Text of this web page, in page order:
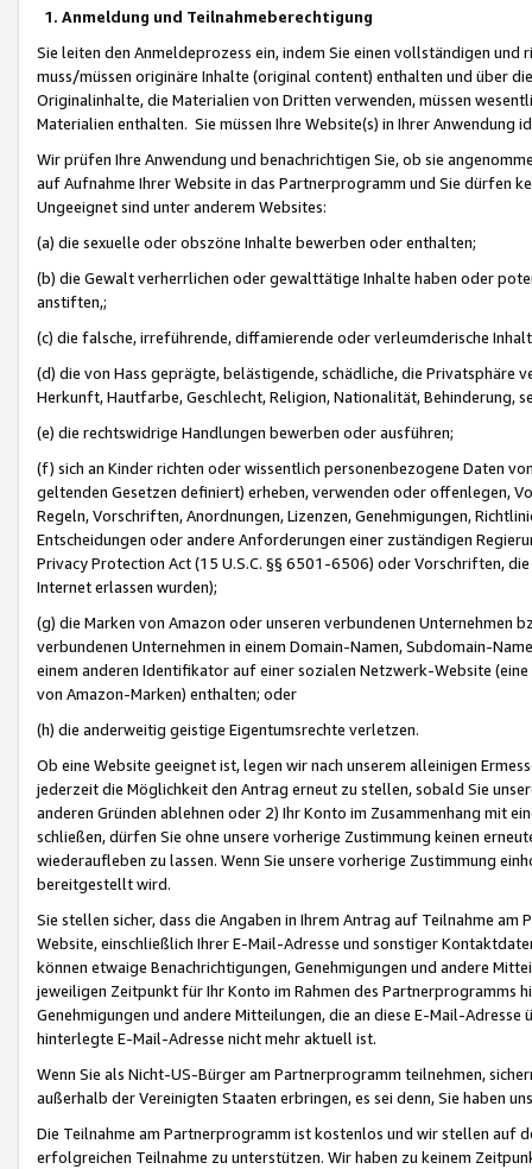
1. Anmeldung und Teilnahmeberechtigung
Sie leiten den Anmeldeprozess ein, indem Sie einen vollständigen
muss/müssen originäre Inhalte (original content) enthalten und über
Originalinhalte, die Materialien von Dritten verwenden, müssen
Materialien enthalten. Sie müssen Ihre Website(s) in Ihrer Anwendung
Wir prüfen Ihre Anwendung und benachrichtigen Sie, ob sie
auf Aufnahme Ihrer Website in das Partnerprogramm und Sie dürfen
Ungeeignet sind unter anderem Websites:
(a) die sexuelle oder obszöne Inhalte bewerben oder enthalten;
(b) die Gewalt verherrlichen oder gewalttätige Inhalte haben oder
anstiften,;
(c) die falsche, irreführende, diffamierende oder verleumderische
(d) die von Hass geprägte, belästigende, schädliche, die Privatsphäre
Herkunft, Hautfarbe, Geschlecht, Religion, Nationalität, Behinderung,
(e) die rechtswidrige Handlungen bewerben oder ausführen;
(f) sich an Kinder richten oder wissentlich personenbezogene Daten
geltenden Gesetzen definiert) erheben, verwenden oder offenlegen,
Regeln, Vorschriften, Anordnungen, Lizenzen, Genehmigungen,
Entscheidungen oder andere Anforderungen einer zuständigen
Privacy Protection Act (15 U.S.C. §§ 6501-6506) oder Vorschriften,
Internet erlassen wurden);
(g) die Marken von Amazon oder unseren verbundenen Unternehmen
verbundenen Unternehmen in einem Domain-Namen, Subdomain-
einem anderen Identifikator auf einer sozialen Netzwerk-Website
von Amazon-Marken) enthalten; oder
(h) die anderweitig geistige Eigentumsrechte verletzen.
Ob eine Website geeignet ist, legen wir nach unserem alleinigen
jederzeit die Möglichkeit den Antrag erneut zu stellen, sobald Sie
anderen Gründen ablehnen oder 2) Ihr Konto im Zusammenhang mit
schließen, dürfen Sie ohne unsere vorherige Zustimmung keinen
wiederaufleben zu lassen. Wenn Sie unsere vorherige Zustimmung
bereitgestellt wird.
Sie stellen sicher, dass die Angaben in Ihrem Antrag auf Teilnahme
Website, einschließlich Ihrer E-Mail-Adresse und sonstiger
können etwaige Benachrichtigungen, Genehmigungen und andere
jeweiligen Zeitpunkt für Ihr Konto im Rahmen des Partnerprogramms
Genehmigungen und andere Mitteilungen, die an diese E-Mail-
hinterlegte E-Mail-Adresse nicht mehr aktuell ist.
Wenn Sie als Nicht-US-Bürger am Partnerprogramm teilnehmen,
außerhalb der Vereinigten Staaten erbringen, es sei denn, Sie haben
Die Teilnahme am Partnerprogramm ist kostenlos und wir stellen auf
erfolgreichen Teilnahme zu unterstützen. Wir haben zu keinem